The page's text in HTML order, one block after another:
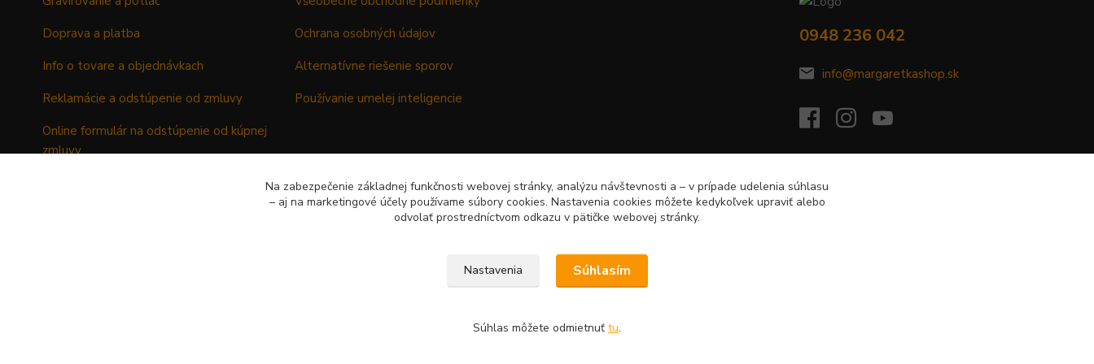
Doprava a platba
Info o tovare a objednávkach
Reklamácie a odstúpenie od zmluvy
Online formulár na odstúpenie od kúpnej
zmluvy
Ochrana osobných údajov
Alternatívne riešenie sporov
Používanie umelej inteligencie
0948 236 042
info@margaretkashop.sk
Na zabezpečenie základnej funkčnosti webovej stránky, analýzu návštevnosti a – v prípade udelenia súhlasu
– aj na marketingové účely používame súbory cookies. Nastavenia cookies môžete kedykoľvek upraviť alebo
odvolať prostredníctvom odkazu v pätičke webovej stránky.
Nastavenia Súhlasím
Súhlas môžete odmietnuť tu.